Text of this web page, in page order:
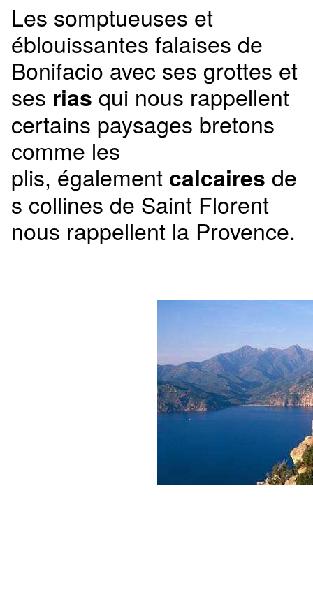
Les somptueuses et
éblouissantes falaises de
Bonifacio avec ses grottes et
ses rias qui nous rappellent
certains paysages bretons
comme les
plis, également calcaires de
s collines de Saint Florent
nous rappellent la Provence.